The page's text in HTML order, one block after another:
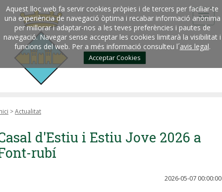
Aquest lloc web fa servir cookies pròpies i de tercers per faciliar-te
una experiència de navegació òptima i recabar informació anònima
per millorar i adaptar-nos a les teves preferències i pautes de
navegació. Navegar sense acceptar les cookies limitarà la visibilitat i
funcions del web. Per a més informació consulteu l´avis legal.
Acceptar Cookies
>Actualitat
d'Estiu i Estiu Jove 2026 a
rubí
2026-05-07 00:00:00